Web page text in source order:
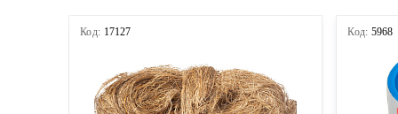
Код: 17127 Код: 5968